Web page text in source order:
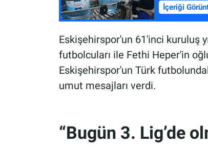
İçeriği
Eskişehirspor'un 61'inci kuruluş
futbolcuları ile Fethi Heper'in
Eskişehirspor'un Türk
umut mesajları verdi.
“Bugün 3. Lig’de